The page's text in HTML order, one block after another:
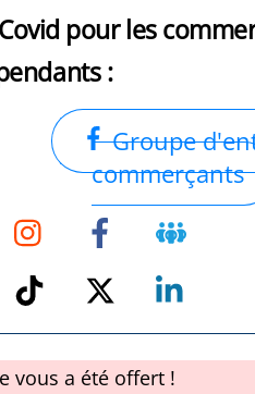
pour les
:
Groupe
commerçants
InstagramFacebook
TikTok
Twitter
vous a été offert !